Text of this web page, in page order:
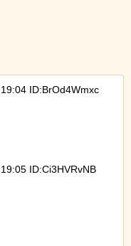
ID:BrOd4Wmxc
ID:Ci3HVRvNB